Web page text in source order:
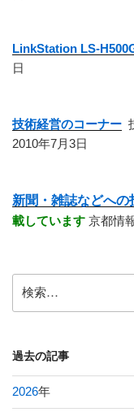
LinkStation LS-
日
技術経営のコーナー
2010年7月3日
新聞・雑誌などへの
載しています 京都情
索:
過去の記事
2026年